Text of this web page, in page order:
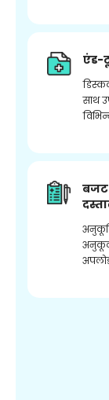
एंड-
साथ
बजट
अनुकूल